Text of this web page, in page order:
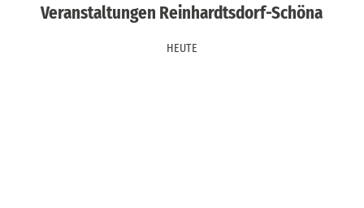
Veranstaltungen Reinhardtsdorf-Schöna
HEUTE